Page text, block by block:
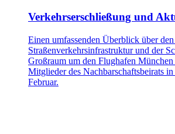
Verkehrserschließung und
Einen umfassenden Überblick über
Straßenverkehrsinfrastruktur und der
Großraum um den Flughafen
Mitglieder des Nachbarschaftsbeirats
Februar.